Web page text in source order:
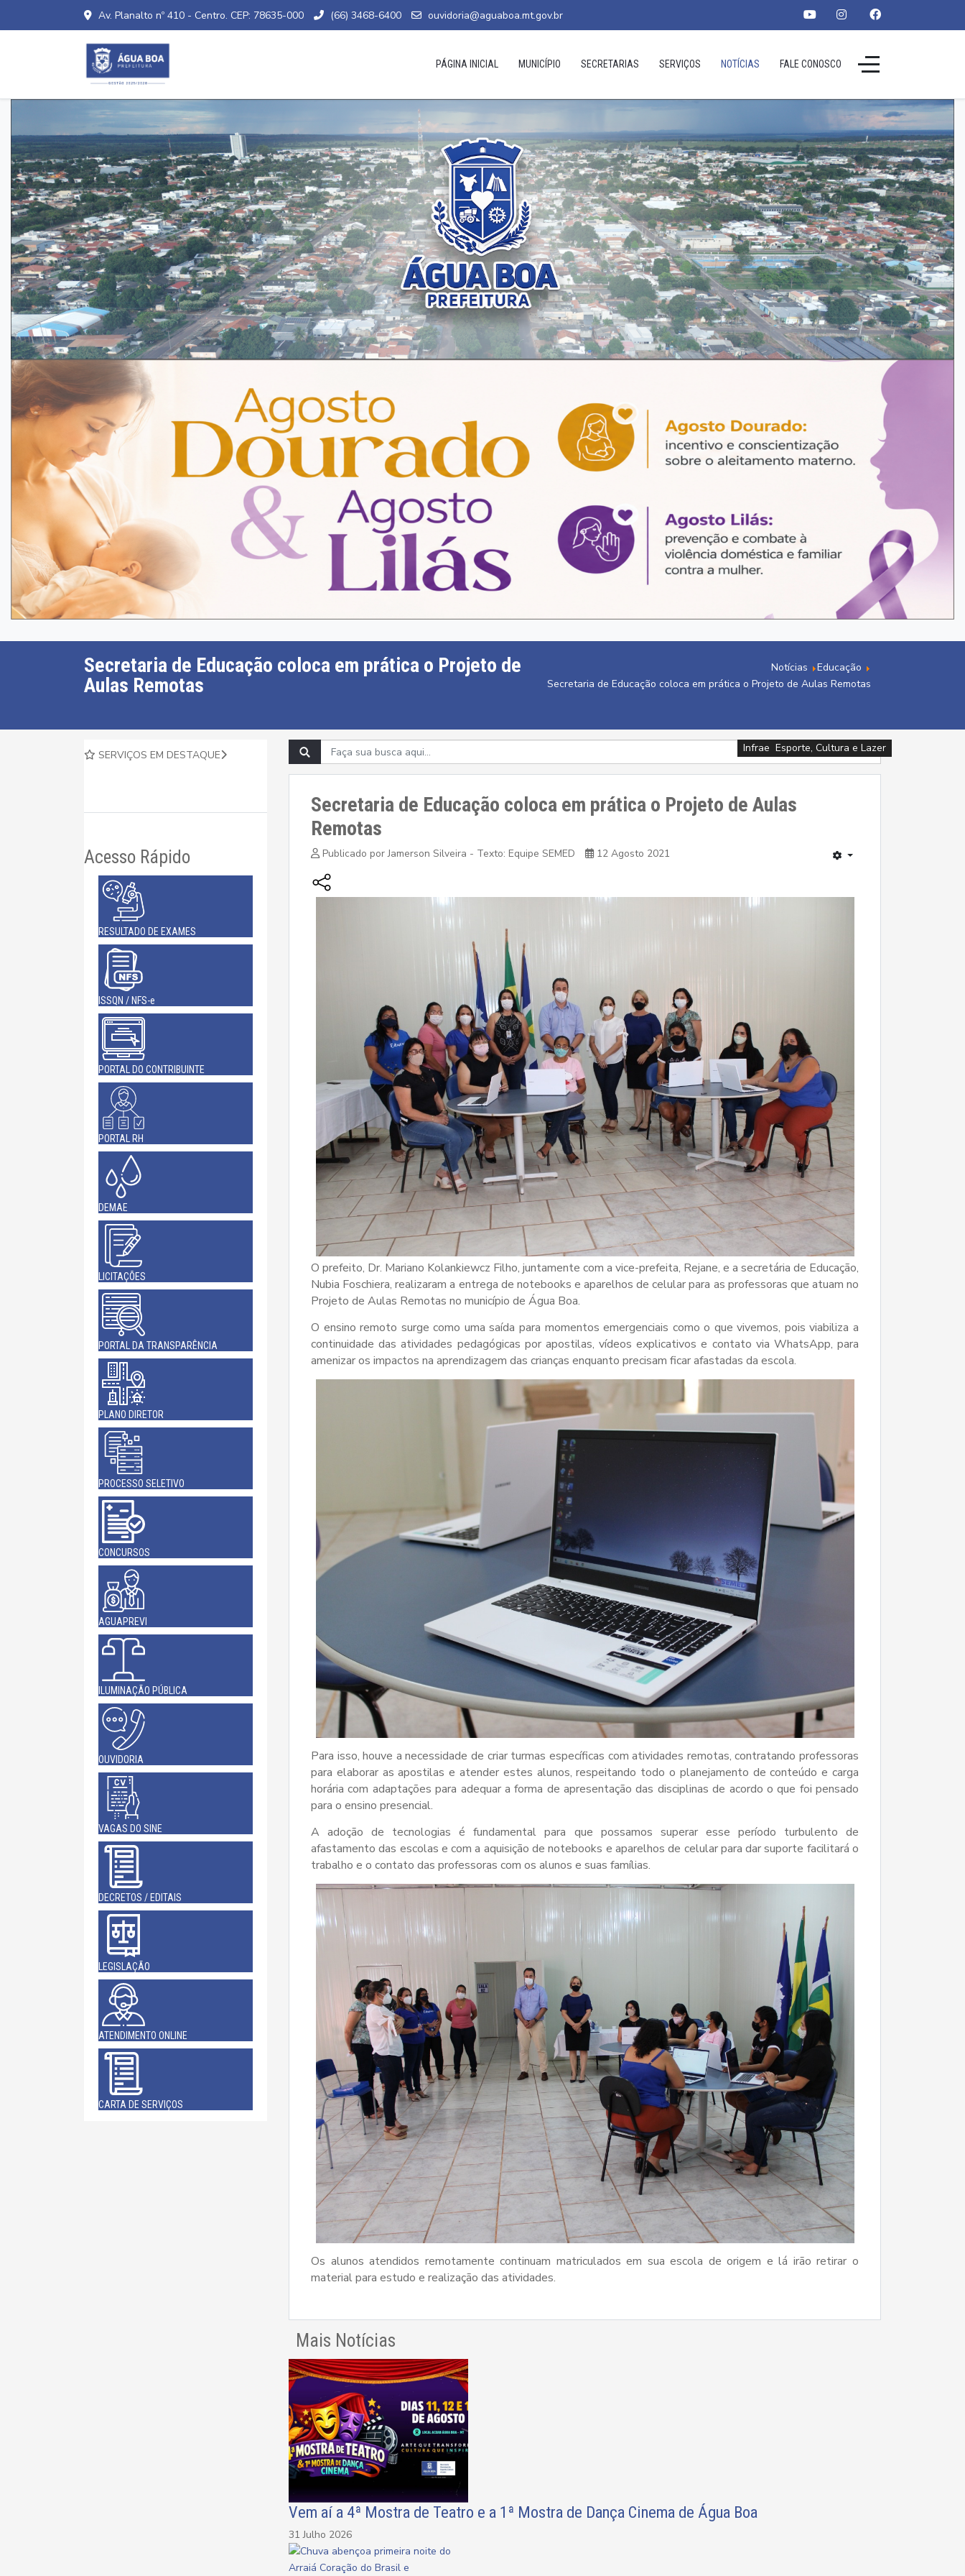
Av. Planalto nº 410 - Centro. CEP: 78635-000 (66) 3468-6400 ouvidoria@aguaboa.mt.gov.br
PÁGINA INICIAL MUNICÍPIO SECRETARIAS SERVIÇOS NOTÍCIAS FALE CONOSCO
Secretaria de Educação coloca em prática o Projeto de
Aulas Remotas
Notícias
Educação
Secretaria de Educação coloca em prática o Projeto de Aulas Remotas
SERVIÇOS EM DESTAQUE
Acesso Rápido
RESULTADO DE EXAMES
ISSQN / NFS-e
PORTAL DO CONTRIBUINTE
PORTAL RH
DEMAE
LICITAÇÕES
PORTAL DA TRANSPARÊNCIA
PLANO DIRETOR
PROCESSO SELETIVO
CONCURSOS
AGUAPREVI
ILUMINAÇÃO PÚBLICA
OUVIDORIA
VAGAS DO SINE
DECRETOS / EDITAIS
LEGISLAÇÃO
ATENDIMENTO ONLINE
CARTA DE SERVIÇOS
Secretaria de Educação coloca em prática o Projeto de Aulas
Remotas
Publicado por Jamerson Silveira - Texto: Equipe SEMED 12 Agosto 2021
O prefeito, Dr. Mariano Kolankiewcz Filho, juntamente com a vice-prefeita, Rejane, e a secretária de Educação,
Nubia Foschiera, realizaram a entrega de notebooks e aparelhos de celular para as professoras que atuam no
Projeto de Aulas Remotas no município de Água Boa.
O ensino remoto surge como uma saída para momentos emergenciais como o que vivemos, pois viabiliza a
continuidade das atividades pedagógicas por apostilas, vídeos explicativos e contato via WhatsApp, para
amenizar os impactos na aprendizagem das crianças enquanto precisam ficar afastadas da escola.
Para isso, houve a necessidade de criar turmas específicas com atividades remotas, contratando professoras
para elaborar as apostilas e atender estes alunos, respeitando todo o planejamento de conteúdo e carga
horária com adaptações para adequar a forma de apresentação das disciplinas de acordo o que foi pensado
para o ensino presencial.
A adoção de tecnologias é fundamental para que possamos superar esse período turbulento de
afastamento das escolas e com a aquisição de notebooks e aparelhos de celular para dar suporte facilitará o
trabalho e o contato das professoras com os alunos e suas famílias.
Os alunos atendidos remotamente continuam matriculados em sua escola de origem e lá irão retirar o
material para estudo e realização das atividades.
Mais Notícias
Esporte, Cultura e Lazer
Vem aí a 4ª Mostra de Teatro e a 1ª Mostra de Dança Cinema de Água Boa
31 Julho 2026
Esporte, Cultura e Lazer
Educação
Esporte, Cultura e Lazer
Esporte, Cultura e Lazer
Saúde
Assistência Social e Cidadania
Infraestrutura e Meio Ambiente
Esporte, Cultura e Lazer